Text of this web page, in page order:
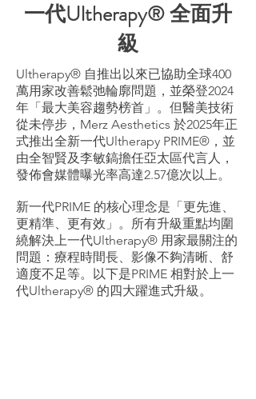
一代Ultherapy® 全面升
級
Ultherapy® 自推出以來已協助全球400
萬用家改善鬆弛輪廓問題，並榮登2024
年「最大美容趨勢榜首」。但醫美技術
從未停步，Merz Aesthetics 於2025年正
式推出全新一代Ultherapy PRIME®，並
由全智賢及李敏鎬擔任亞太區代言人，
發佈會媒體曝光率高達2.57億次以上。
新一代PRIME 的核心理念是「更先進、
更精準、更有效」。所有升級重點均圍
繞解決上一代Ultherapy® 用家最關注的
問題：療程時間長、影像不夠清晰、舒
適度不足等。以下是PRIME 相對於上一
代Ultherapy® 的四大躍進式升級。